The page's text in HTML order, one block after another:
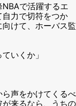
で活躍するエ
力で切符をつか
けて、ホーバス監
いくか」
声をかけてくるべ
来るなら、うちの